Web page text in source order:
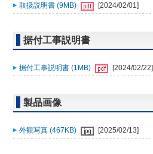
取扱説明書 (9MB) [2024/02/01]
据付工事説明書
据付工事説明書 (1MB) [2024/02/22]
製品画像
外観写真 (467KB) [2025/02/13]